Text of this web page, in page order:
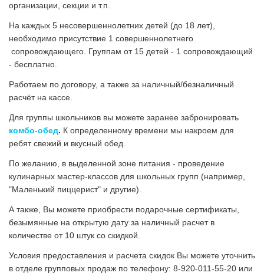
организации, секции и т.п.
На каждых 5 несовершеннолетних детей (до 18 лет),
необходимо присутствие 1 совершеннолетнего
сопровождающего. Группам от 15 детей - 1 сопровождающий
- бесплатно.
Работаем по договору, а также за наличный/безналичный
расчёт на кассе.
Для группы школьников вы можете заранее забронировать
комбо-обед. К определенному времени мы накроем для
ребят свежий и вкусный обед.
По желанию, в выделенной зоне питания - проведение
кулинарных мастер-классов для школьных групп (например,
"Маленький пиццерист" и другие).
А также, Вы можете приобрести подарочные сертификаты,
безымянные на открытую дату за наличный расчет в
количестве от 10 штук со скидкой.
Условия предоставления и расчета скидок Вы можете уточнить
в отделе групповых продаж по телефону: 8-920-011-55-20 или